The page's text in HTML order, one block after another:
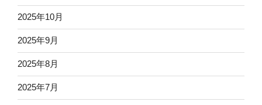
2025年10月
2025年9月
2025年8月
2025年7月